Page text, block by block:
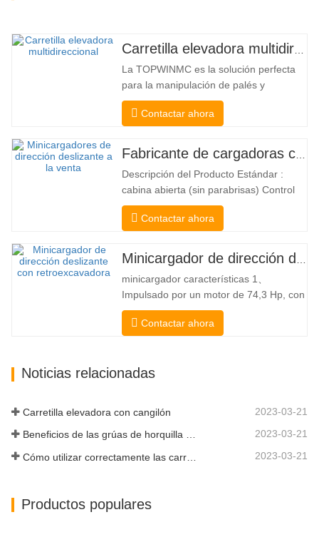
La TOPWINMC es la solución perfecta
para la manipulación de palés y
mercancías largas. Una auténtica
carretilla elevadora dos en uno que
elevadora y una de carga lateral. Su
silencioso y ecológico motor eléctrico y
la innovadora dirección HX de 360°
permiten…
Contactar ahora
Descripción del Producto Estándar :
cabina abierta (sin parabrisas) Control
Mecánico Acoplador y enganche rápido
tipo Bobcat Bomba hidráulica
Motor Válvula multifuncional de Italia
Sistema de nivelación automática Freno
hidráulico Cucharón estándar El
cargador…
Contactar ahora
minicargador características 1、
Impulsado por un motor de 74,3 Hp, con
una fuerza de arranque del cucharón
excepcional de 3350 kg y una capacidad
nuevo nivel. El nuevo modelo de flujo
Contactar ahora
Noticias relacionadas
Carretilla elevadora con cangilón 2023-03-21
Beneficios de las grúas de horquilla elevadora 2023-03-21
2023-03-21
Productos populares